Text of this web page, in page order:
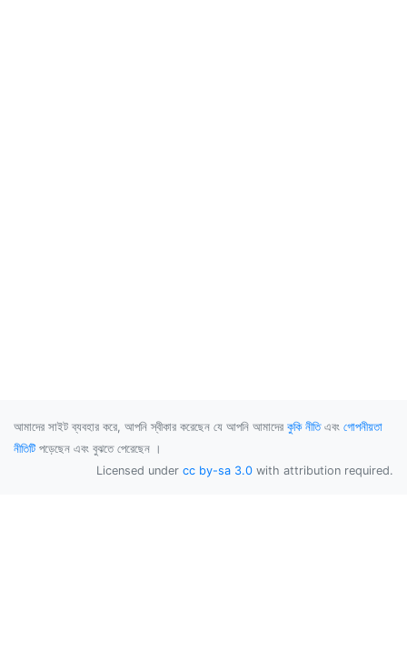
আমাদের সাইট ব্যবহার করে, আপনি স্বীকার করেছেন যে আপনি আমাদের কুকি নীতিএবং গোপনীয়তা
নীতিটি পড়েছেন এবং বুঝতে পেরেছেন ।
Licensed under cc by-sa 3.0 with attribution required.